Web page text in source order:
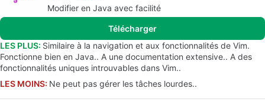
Modifier en Java avec facilité
Télécharger
LES PLUS: Similaire à la navigation et aux fonctionnalités de Vim.
Fonctionne bien en Java.. A une documentation extensive.. A des
fonctionnalités uniques introuvables dans Vim..
LES MOINS: Ne peut pas gérer les tâches lourdes..